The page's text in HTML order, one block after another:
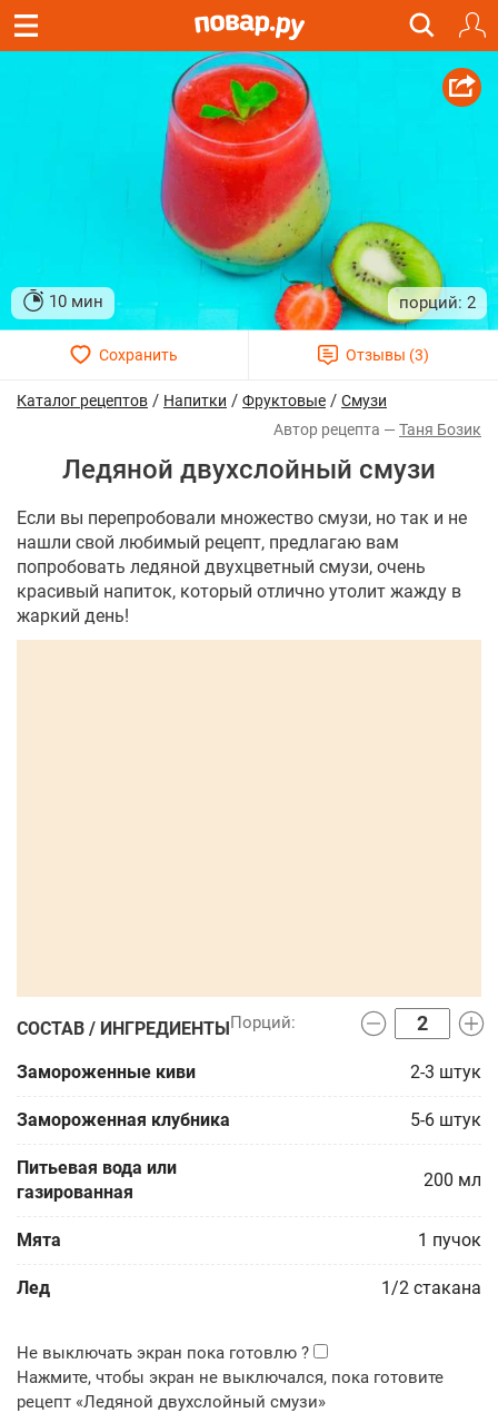
10 мин 2
Каталог рецептов / Напитки / Фруктовые / Смузи
Таня Бозик
Ледяной двухслойный смузи
Если вы перепробовали множество смузи, но так и не
нашли свой любимый рецепт, предлагаю вам
попробовать ледяной двухцветный смузи, очень
красивый напиток, который отлично утолит жажду в
жаркий день!
СОСТАВ / ИНГРЕДИЕНТЫ
Замороженные киви 2-3 штук
Замороженная клубника 5-6 штук
Питьевая вода или
газированная
200 мл
Мята 1 пучок
Лед 1/2 стакана